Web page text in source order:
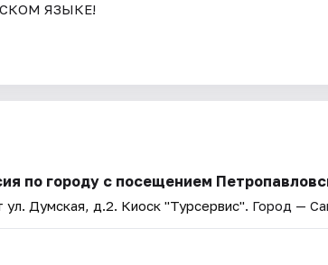
ЯЗЫКЕ!
по городу с посещением
ул. Думская, д.2. Киоск "Турсервис". Город —